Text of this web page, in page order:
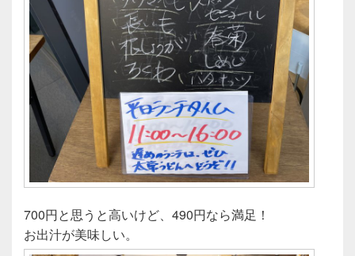
700円と思うと高いけど、490円なら満足！
お出汁が美味しい。